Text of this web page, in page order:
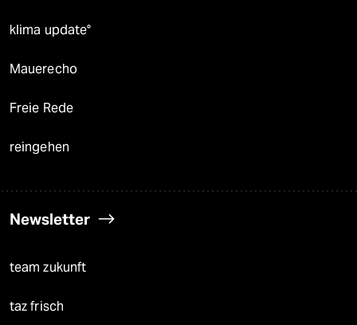
klima update°
Mauerecho
Freie Rede
reingehen
Newsletter
team zukunft
taz frisch